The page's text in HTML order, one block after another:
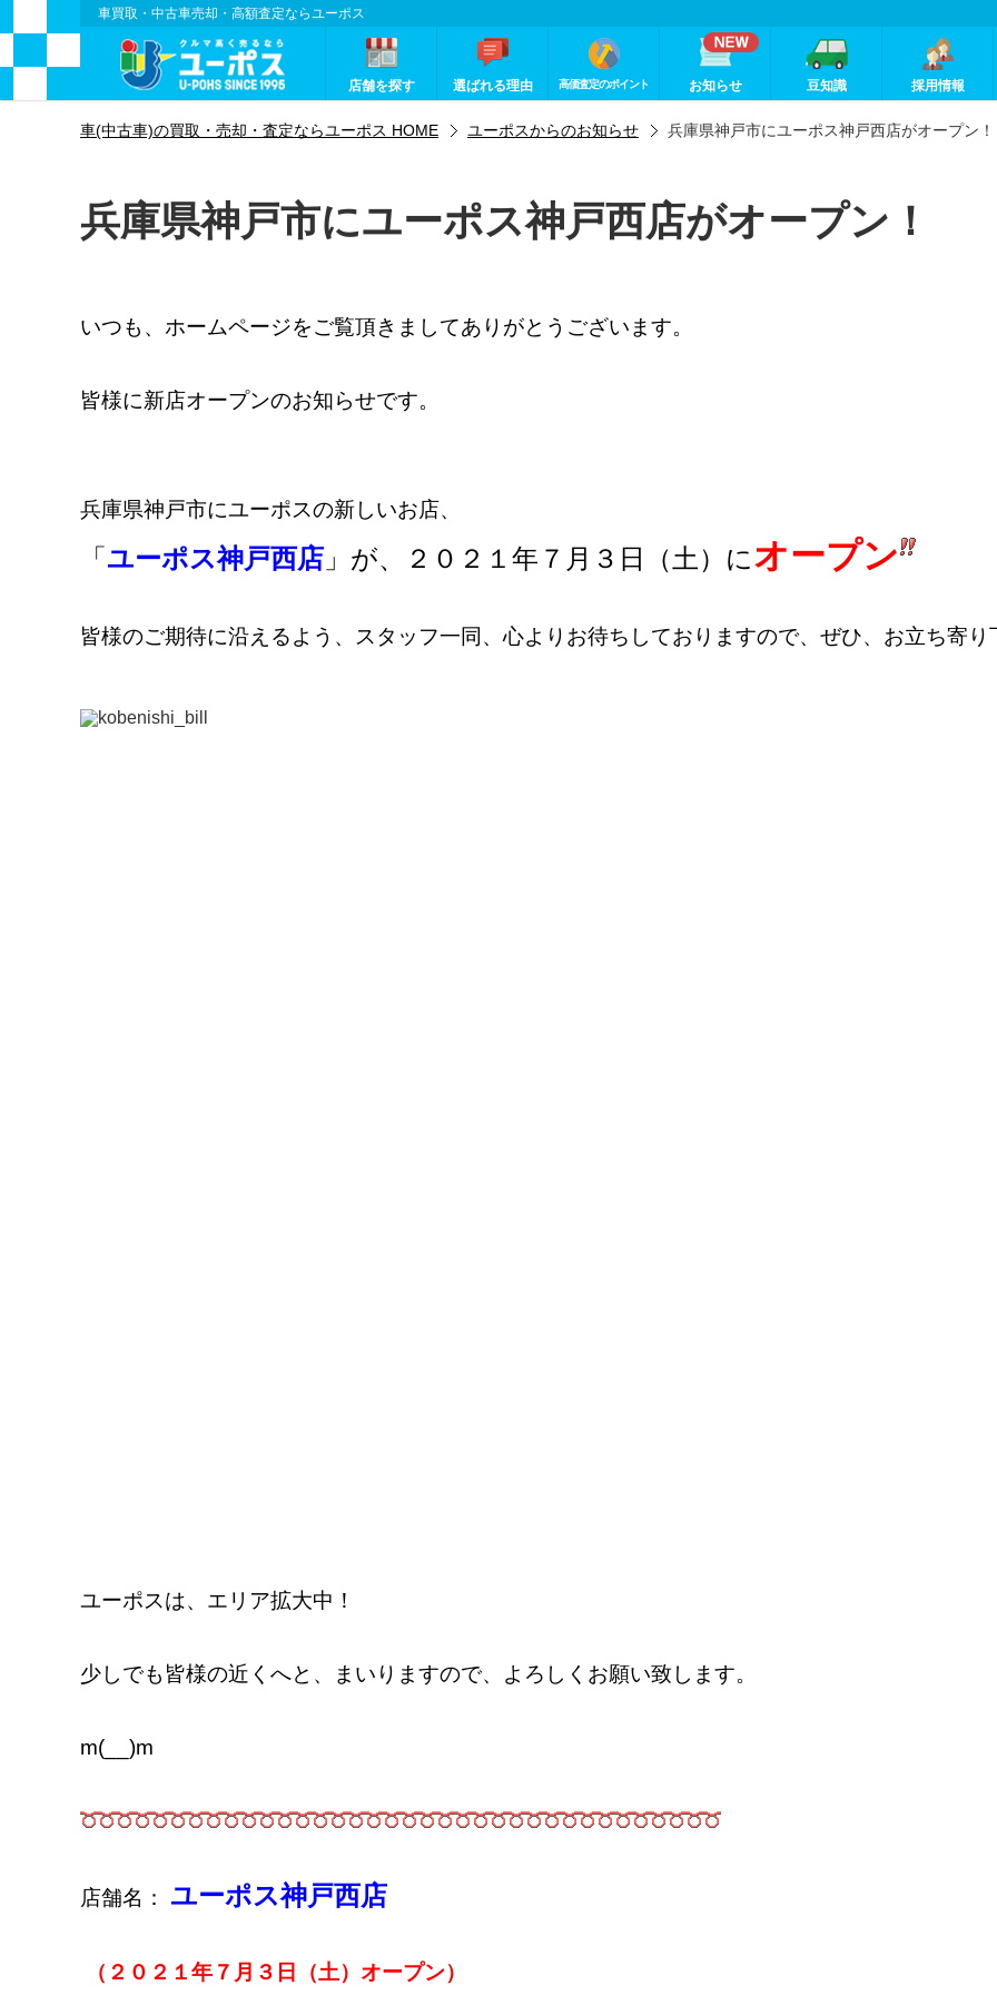
車買取・中古車売却・高額査定ならユーポス
店舗を探す 選ばれる理由 高価査定のポイント お知らせ 豆知識 採用情報
車(中古車)の買取・売却・査定ならユーポス HOME ユーポスからのお知らせ 兵庫県神戸市にユーポス神戸西店がオープン！
兵庫県神戸市にユーポス神戸西店がオープン！
いつも、ホームページをご覧頂きましてありがとうございます。
皆様に新店オープンのお知らせです。
兵庫県神戸市にユーポスの新しいお店、
「 ユーポス神戸西店 」が、２０２１年７月３日 （土）にオープン
皆様のご期待に沿えるよう、スタッフ一同、心よりお待ちしておりますので、 ぜひ、お立ち寄り
ユーポスは、エリア拡大中！
少しでも皆様の近くへと、まいりますので、よろしくお願い致します。
m(__)m
店舗名： ユーポス神戸西店
（２０２１年７月３日（土）オープン）